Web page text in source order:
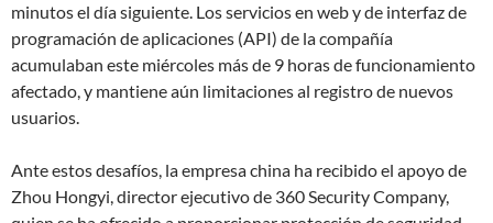
minutos el día siguiente. Los servicios en web y de interfaz de
programación de aplicaciones (API) de la compañía
acumulaban este miércoles más de 9 horas de funcionamiento
afectado, y mantiene aún limitaciones al registro de nuevos
usuarios.
Ante estos desafíos, la empresa china ha recibido el apoyo de
Zhou Hongyi, director ejecutivo de 360 Security Company,